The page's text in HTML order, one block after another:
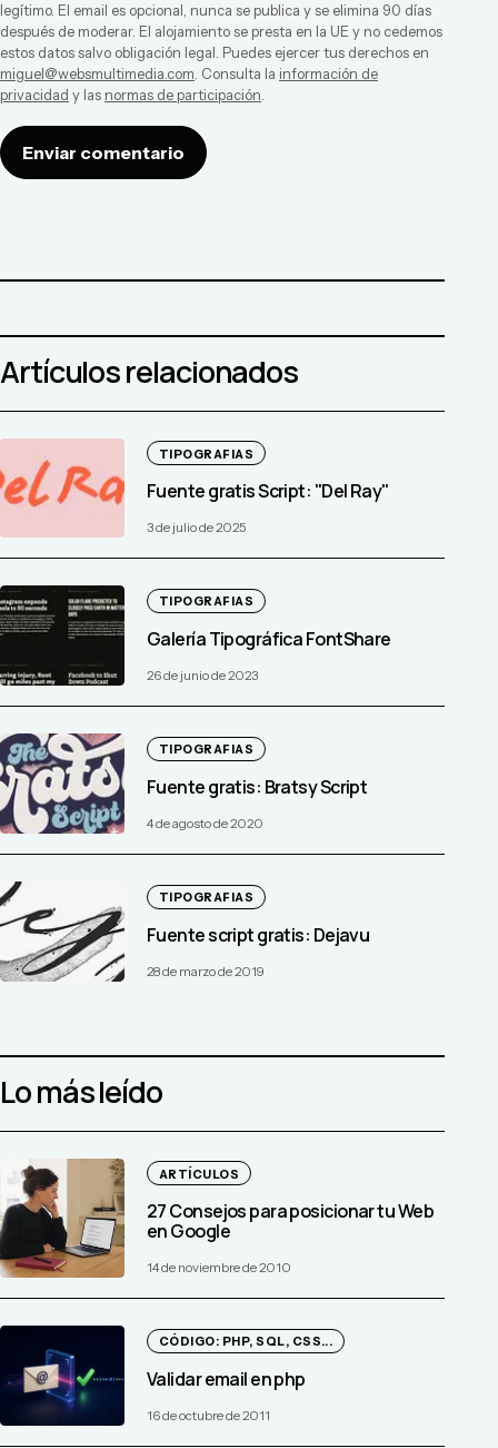
legítimo. El email es opcional, nunca se publica y se elimina 90 días
después de moderar. El alojamiento se presta en la UE y no cedemos
estos datos salvo obligación legal. Puedes ejercer tus derechos en
miguel@websmultimedia.com . Consulta la información de
privacidad y las normas de participación
Enviar comentario
Artículos relacionados
TIPOGRAFIAS
Fuente gratis Script: "Del Ray"
3 de julio de 2025
TIPOGRAFIAS
Galería Tipográfica FontShare
26 de junio de 2023
TIPOGRAFIAS
Fuente gratis: Bratsy Script
4 de agosto de 2020
TIPOGRAFIAS
Fuente script gratis: Dejavu
28 de marzo de 2019
Lo más leído
ARTÍCULOS
27 Consejos para posicionar tu Web
en Google
14 de noviembre de 2010
CÓDIGO: PHP, SQL, CSS...
Validar email en php
16 de octubre de 2011